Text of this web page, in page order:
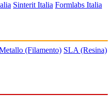
Sinterit Italia Formlabs Italia
(Filamento) SLA (Resina)